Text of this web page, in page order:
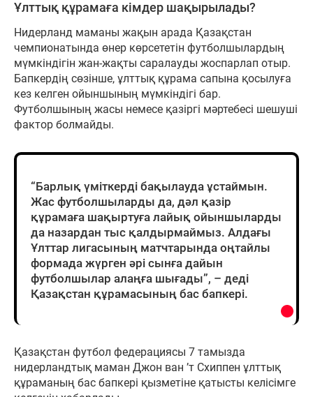
Ұлттық құрамаға кімдер шақырылады?
Нидерланд маманы жақын арада Қазақстан
чемпионатында өнер көрсететін футболшылардың
мүмкіндігін жан-жақты саралауды жоспарлап отыр.
Бапкердің сөзінше, ұлттық құрама сапына қосылуға
кез келген ойыншының мүмкіндігі бар.
Футболшының жасы немесе қазіргі мәртебесі шешуші
фактор болмайды.
“Барлық үміткерді бақылауда ұстаймын.
Жас футболшыларды да, дәл қазір
құрамаға шақыртуға лайық ойыншыларды
да назардан тыс қалдырмаймыз. Алдағы
Ұлттар лигасының матчтарында оңтайлы
формада жүрген әрі сынға дайын
футболшылар алаңға шығады”, – деді
Қазақстан құрамасының бас бапкері.
Қазақстан футбол федерациясы 7 тамызда
нидерландтық маман Джон ван ’т Схиппен ұлттық
құраманың бас бапкері қызметіне қатысты келісімге